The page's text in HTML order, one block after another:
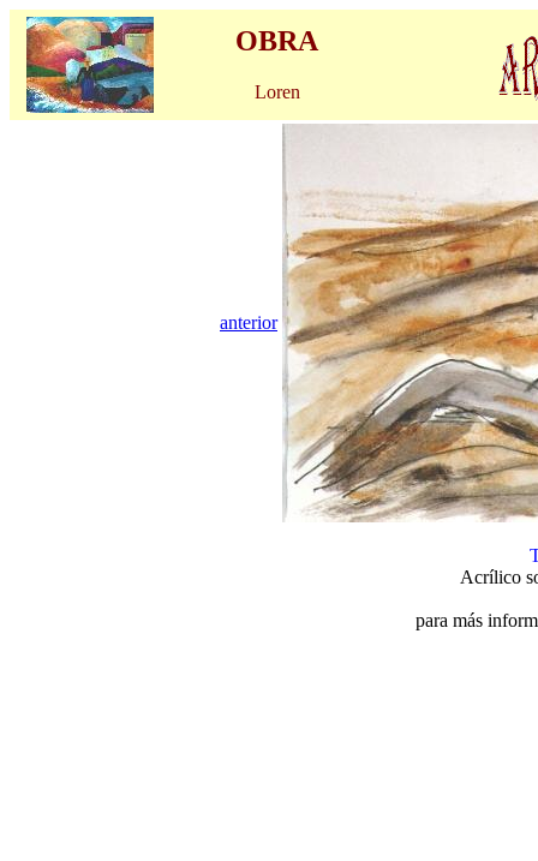
OBRA
Loren
anterior
Acrílico
para más